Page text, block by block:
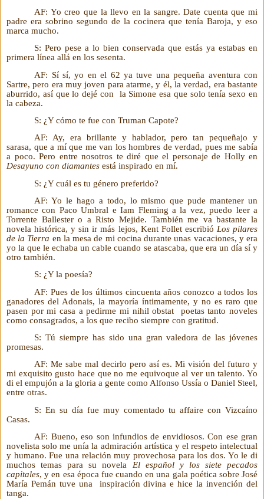
AF: Yo creo que la llevo en la sangre. Date cuenta que mi
padre era sobrino segundo de la cocinera que tenía Baroja, y eso
marca mucho.
S: Pero pese a lo bien conservada que estás ya estabas en
primera línea allá en los sesenta.
AF: Sí sí, yo en el 62 ya tuve una pequeña aventura con
Sartre, pero era muy joven para atarme, y él, la verdad, era bastante
aburrido, así que lo dejé con
la Simone esa que solo tenía sexo en
la cabeza.
S: ¿Y cómo te fue con Truman Capote?
AF: Ay, era brillante y hablador, pero tan pequeñajo y
sarasa, que a mí que me van los hombres de verdad, pues me sabía
a poco. Pero entre nosotros te diré que el personaje de Holly en
Desayuno con diamantes está inspirado en mí.
S: ¿Y cuál es tu género preferido?
AF: Yo le hago a todo, lo mismo que pude mantener un
romance con Paco Umbral e Iam Fleming a la vez, puedo leer a
Torrente Ballester o a Risto Mejide. También me va bastante la
novela histórica, y sin ir más lejos, Kent Follet escribió Los pilares
de la Tierra en la mesa de mi cocina durante unas vacaciones, y era
yo la que le echaba un cable cuando se atascaba, que era un día sí y
otro también.
S: ¿Y la poesía?
AF: Pues de los últimos cincuenta años conozco a todos los
ganadores del Adonais, la mayoría íntimamente, y no es raro que
pasen por mi casa a pedirme mi nihil obstat
poetas tanto noveles
como consagrados, a los que recibo siempre con gratitud.
S: Tú siempre has sido una gran valedora de las jóvenes
promesas.
AF: Me sabe mal decirlo pero así es. Mi visión del futuro y
mi exquisito gusto hace que no me equivoque al ver un talento. Yo
di el empujón a la gloria a gente como Alfonso Ussía o Daniel Steel,
entre otras.
S: En su día fue muy comentado tu affaire con Vizcaíno
Casas.
AF: Bueno, eso son infundios de envidiosos. Con ese gran
novelista solo me unía la admiración artística y el respeto intelectual
y humano. Fue una relación muy provechosa para los dos. Yo le di
muchos temas para su novela El español y los siete pecados
capitales, y en esa época fue cuando en una gala poética sobre José
María Pemán tuve una
inspiración divina e hice la invención del
tanga.